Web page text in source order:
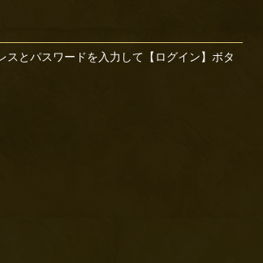
とパスワードを入力して【ログイン】ボタ